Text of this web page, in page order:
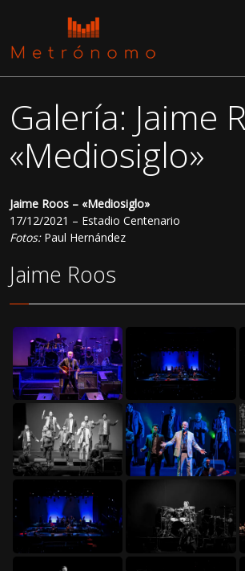
Galería: Jaime
«Mediosiglo»
Jaime Roos – «Mediosiglo»
17/12/2021 – Estadio Centenario
Fotos:Paul Hernández
Jaime Roos